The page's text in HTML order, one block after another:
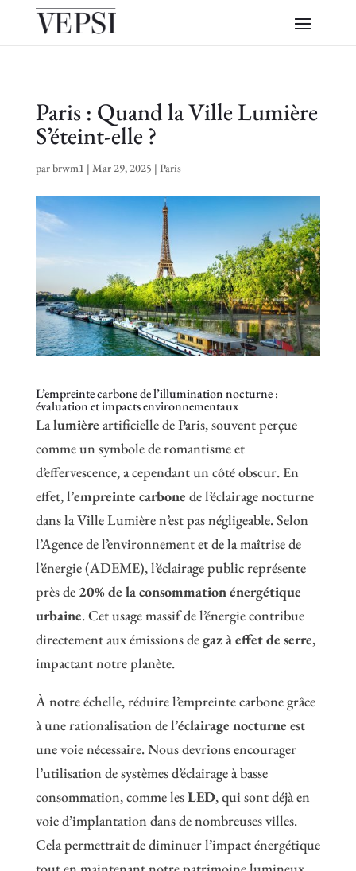
Paris : Quand la Ville Lumière
S’éteint-elle ?
parbrwm1 | Mar 29, 2025 | Paris
L’empreinte carbone de l’illumination nocturne :
évaluation et impacts environnementaux
Lalumière artificielle de Paris, souvent perçue
comme un symbole de romantisme et
d’effervescence, a cependant un côté obscur. En
effet, l’empreinte carbone de l’éclairage nocturne
dans la Ville Lumière n’est pas négligeable. Selon
l’Agence de l’environnement et de la maîtrise de
l’énergie (ADEME), l’éclairage public représente
près de 20% de la consommation énergétique
urbaine. Cet usage massif de l’énergie contribue
directement aux émissions degaz à effet de serre,
impactant notre planète.
À notre échelle, réduire l’empreinte carbone grâce
à une rationalisation de l’éclairage nocturne est
une voie nécessaire. Nous devrions encourager
l’utilisation de systèmes d’éclairage à basse
consommation, comme lesLED, qui sont déjà en
voie d’implantation dans de nombreuses villes.
Cela permettrait de diminuer l’impact énergétique